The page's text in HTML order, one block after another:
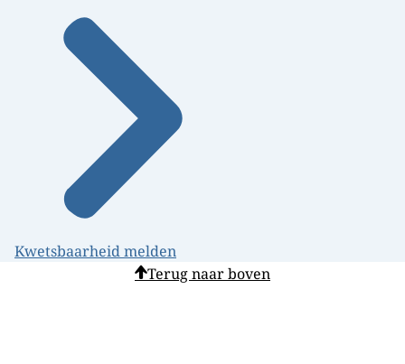
Kwetsbaarheid melden
Terug naar boven